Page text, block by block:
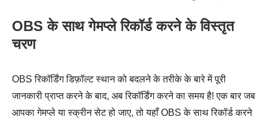
OBS के साथ गेमप्ले रिकॉर्ड करने के विस्तृत
चरण
OBS रिकॉर्डिंग डिफ़ॉल्ट स्थान को बदलने के तरीके के बारे में पूरी
जानकारी प्राप्त करने के बाद, अब रिकॉर्डिंग करने का समय है! एक बार जब
आपका गेमप्ले या स्क्रीन सेट हो जाए, तो यहाँ OBS के साथ रिकॉर्ड करने